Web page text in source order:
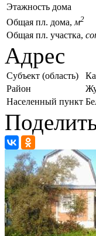
Этажность дома
Общая пл. дома, м2
Общая пл. участка,
Адрес
Субъект (область)
Район
Населенный пункт